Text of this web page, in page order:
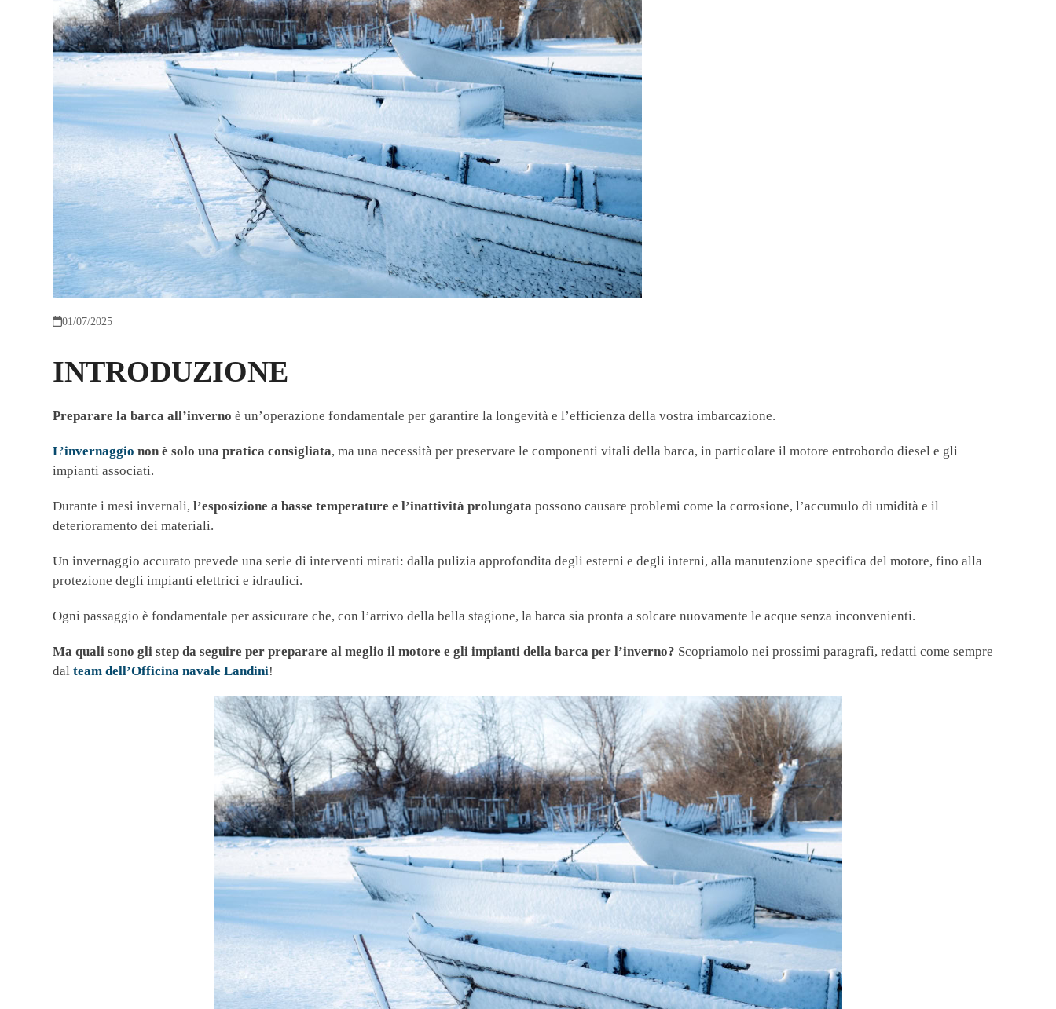
01/07/2025
INTRODUZIONE
Preparare la barca all’inverno è un’operazione fondamentale per garantire la longevità e l’efficienza della vostra imbarcazione.
L’invernaggio non è solo una pratica consigliata, ma una necessità per preservare le componenti vitali della barca, in particolare il motore entrobordo diesel e gli
impianti associati.
Durante i mesi invernali,l’esposizione a basse temperature e l’inattività prolungata possono causare problemi come la corrosione, l’accumulo di umidità e il
deterioramento dei materiali.
Un invernaggio accurato prevede una serie di interventi mirati: dalla pulizia approfondita degli esterni e degli interni, alla manutenzione specifica del motore, fino alla
protezione degli impianti elettrici e idraulici.
Ogni passaggio è fondamentale per assicurare che, con l’arrivo della bella stagione, la barca sia pronta a solcare nuovamente le acque senza inconvenienti.
Ma quali sono gli step da seguire per preparare al meglio il motore e gli impianti della barca per l’inverno? Scopriamolo nei prossimi paragrafi, redatti come sempre
dalteam dell’Officina navale Landini!